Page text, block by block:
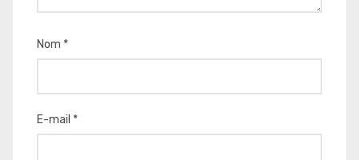
Nom *
E-mail *